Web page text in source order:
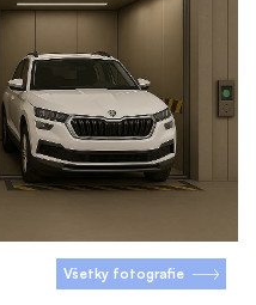
Všetky fotografie